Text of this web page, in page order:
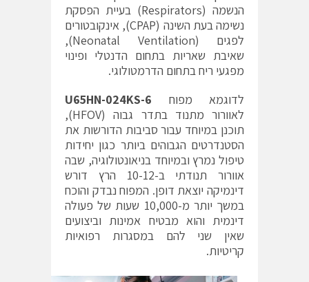
הנשמה (Respirators) בעיית הפסקת
נשימה בעת השינה (CPAP), אינקובטורים
לפגים (Neonatal Ventilation),
שאיבת שאריות בתחום הדנטלי ופינוי
מפגעי ריח בתחום הדרמטולוגי.
לדוגמא מפוח U65HN-024KS-6
לאוורור מתנוד בתדר גבוה (HFOV),
תוכנן במיוחד עבור סביבות הדורשות את
הסטנדרטים הגבוהים ביותר כגון יחידות
טיפול נמרץ ובמיוחד בניאונטולוגיה, שבה
אוורור תנודתי ב-10-12 הרץ דורש
דינמיקה יוצאת דופן. המפוח נבדק והוכח
במשך יותר מ-10,000 שעות של פעולה
דינמית והוא מבטיח אמינות וביצועים
שאין שני להם במסגרות רפואיות
קריטיות.